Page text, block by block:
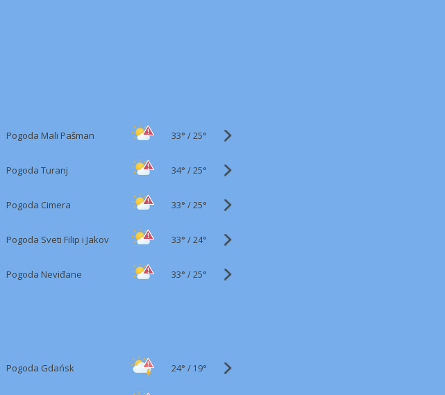
Pogoda Mali Pašman 33° /25°
Pogoda Turanj 34° /25°
Pogoda Cimera 33° /25°
Pogoda Sveti Filip i Jakov 33° /24°
Pogoda Neviđane 33° /25°
Pogoda Gdańsk 24° / 19°